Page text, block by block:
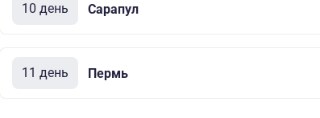
10 день Сарапул
11 день Пермь